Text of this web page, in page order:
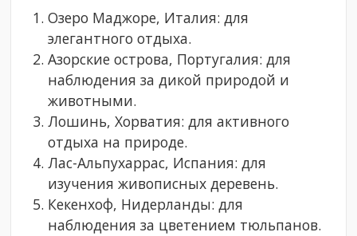
Озеро Маджоре, Италия: для
элегантного отдыха.
Азорские острова, Португалия: для
наблюдения за дикой природой и
животными.
Лошинь, Хорватия: для активного
отдыха на природе.
Лас-Альпухаррас, Испания: для
изучения живописных деревень.
Кекенхоф, Нидерланды: для
наблюдения за цветением тюльпанов.